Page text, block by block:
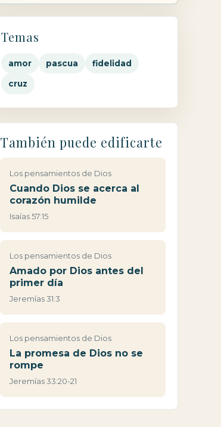
Temas
amor pascua fidelidad
cruz
También puede edificarte
Los pensamientos de Dios
Cuando Dios se acerca al
corazón humilde
Isaías 57:15
Los pensamientos de Dios
Amado por Dios antes del
primer día
Jeremías 31:3
Los pensamientos de Dios
La promesa de Dios no se
rompe
Jeremías 33:20-21